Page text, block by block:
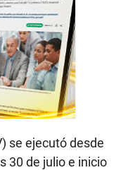
se ejecutó desde
30 de julio e inicio